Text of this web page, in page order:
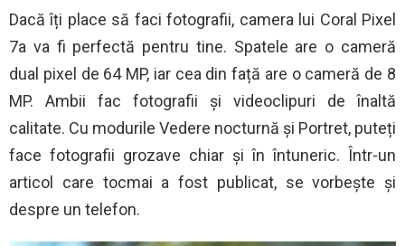
Dacă îți place să faci fotografii, camera lui Coral Pixel
7a va fi perfectă pentru tine. Spatele are o cameră
dual pixel de 64 MP, iar cea din față are o cameră de 8
MP. Ambii fac fotografii și videoclipuri de înaltă
calitate. Cu modurile Vedere nocturnă și Portret, puteți
face fotografii grozave chiar și în întuneric. Într-un
articol care tocmai a fost publicat, se vorbește și
despre un telefon.